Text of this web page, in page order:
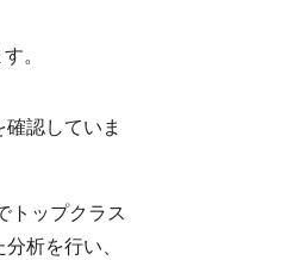
。
認していま
トップクラス
析を行い、